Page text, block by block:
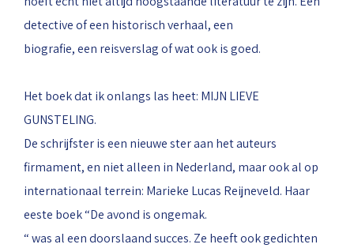
detective of een historisch verhaal, een
biografie, een reisverslag of wat ook is goed.
Het boek dat ik onlangs las heet: MIJN LIEVE
GUNSTELING.
De schrijfster is een nieuwe ster aan het auteurs
firmament, en niet alleen in Nederland, maar ook al op
internationaal terrein: Marieke Lucas Reijneveld. Haar
eeste boek “De avond is ongemak.
“ was al een doorslaand succes. Ze heeft ook gedichten